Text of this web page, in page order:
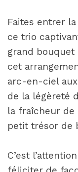
Faites entrer
ce trio
grand bouquet
cet
arc-en-ciel
de la légèreté
la fraîcheur
petit trésor de
C’est